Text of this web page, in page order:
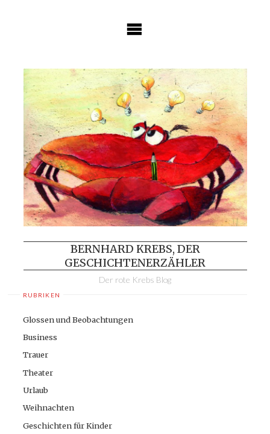
BERNHARD KREBS, DER
GESCHICHTENERZÄHLER
Der rote Krebs Blog
RUBRIKEN
Glossen und Beobachtungen
Business
Trauer
Theater
Urlaub
Weihnachten
Geschichten für Kinder